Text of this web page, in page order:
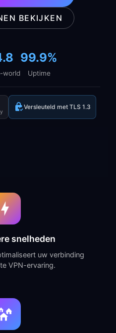
BEKIJKEN
world
99.9%
Uptime
Versleuteld met TLS 1.3
snelheden
uw verbinding
VPN-ervaring.